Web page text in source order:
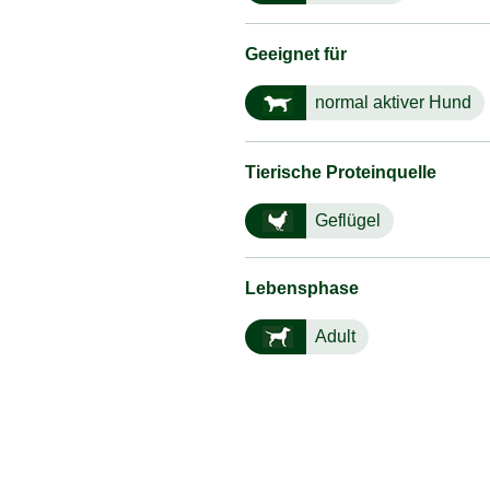
Geeignet für
normal aktiver Hund
Tierische Proteinquelle
Geflügel
Lebensphase
Adult